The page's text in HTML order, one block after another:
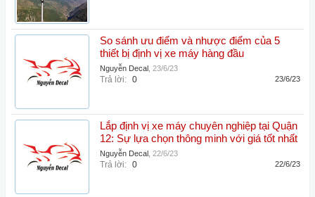
So sánh ưu điểm và nhược điểm của 5
thiết bị định vị xe máy hàng đầu
Nguyễn Decal 23/6/23
Trả lời: 0 23/6/23
Lắp định vị xe máy chuyên nghiệp tại Quận
12: Sự lựa chọn thông minh với giá tốt nhất
Nguyễn Decal 22/6/23
Trả lời: 0 22/6/23